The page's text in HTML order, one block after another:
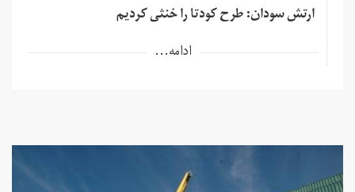
ارتش سودان: طرح کودتا را خنثی کردیم
ادامه...